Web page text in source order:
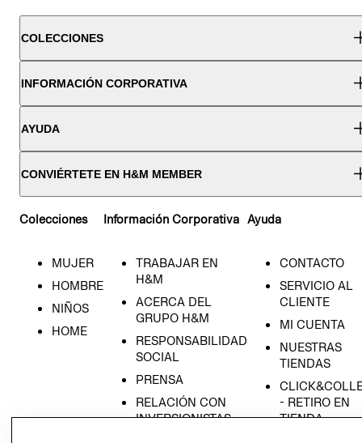
COLECCIONES
INFORMACIÓN CORPORATIVA
AYUDA
CONVIÉRTETE EN H&M MEMBER
Colecciones
MUJER
HOMBRE
NIÑOS
HOME
Información Corporativa
TRABAJAR EN
H&M
ACERCA DEL
GRUPO H&M
RESPONSABILIDAD
SOCIAL
PRENSA
RELACIÓN CON
INVERSIONISTAS
Ayuda
CONTACTO
SERVICIO AL
CLIENTE
MI CUENTA
NUESTRAS
TIENDAS
- RETIRO EN
TIENDA